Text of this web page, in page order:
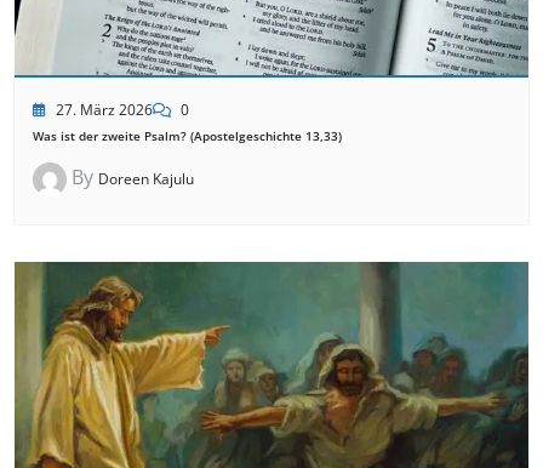
27. März 2026 0
Was ist der zweite Psalm? (Apostelgeschichte 13,33)
By Doreen Kajulu